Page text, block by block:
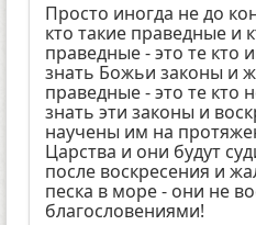
Просто иногда не до
кто такие праведные и
праведные - это те кто
знать Божьи законы и
праведные - это те кто
знать эти законы и
научены им на
Царства и они будут
после воскресения и
песка в море - они не
благословениями!